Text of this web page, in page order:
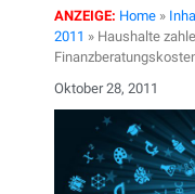
ANZEIGE: Home »
2011 » Haushalte
Oktober 28, 2011